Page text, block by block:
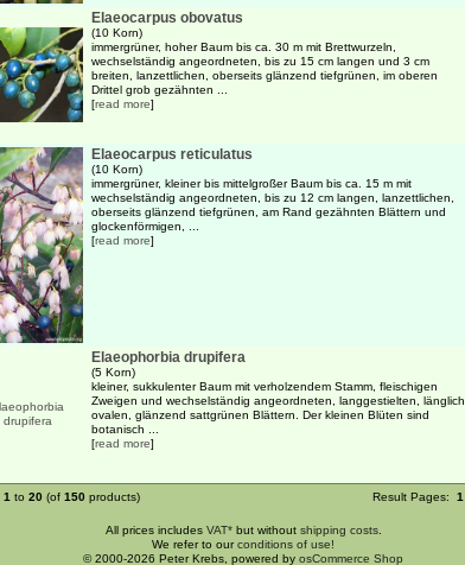
Elaeocarpus obovatus
(10 Korn)
immergrüner, hoher Baum bis ca. 30 m mit Brettwurzeln,
wechselständig angeordneten, bis zu 15 cm langen und 3 cm
breiten, lanzettlichen, oberseits glänzend tiefgrünen, im oberen
Drittel grob gezähnten ...
[read more]
Elaeocarpus reticulatus
(10 Korn)
immergrüner, kleiner bis mittelgroßer Baum bis ca. 15 m mit
wechselständig angeordneten, bis zu 12 cm langen, lanzettlichen,
oberseits glänzend tiefgrünen, am Rand gezähnten Blättern und
glockenförmigen, ...
[read more]
Elaeophorbia drupifera
(5 Korn)
kleiner, sukkulenter Baum mit verholzendem Stamm, fleischigen
Zweigen und wechselständig angeordneten, langgestielten, länglich
ovalen, glänzend sattgrünen Blättern. Der kleinen Blüten sind
botanisch ...
[read more]
1 to 20 (of 150 products) Result Pages: 1
All prices includes VAT*but without shipping costs.
We refer to ourconditions of use!
© 2000-2026 Peter Krebs, powered by osCommerce Shop